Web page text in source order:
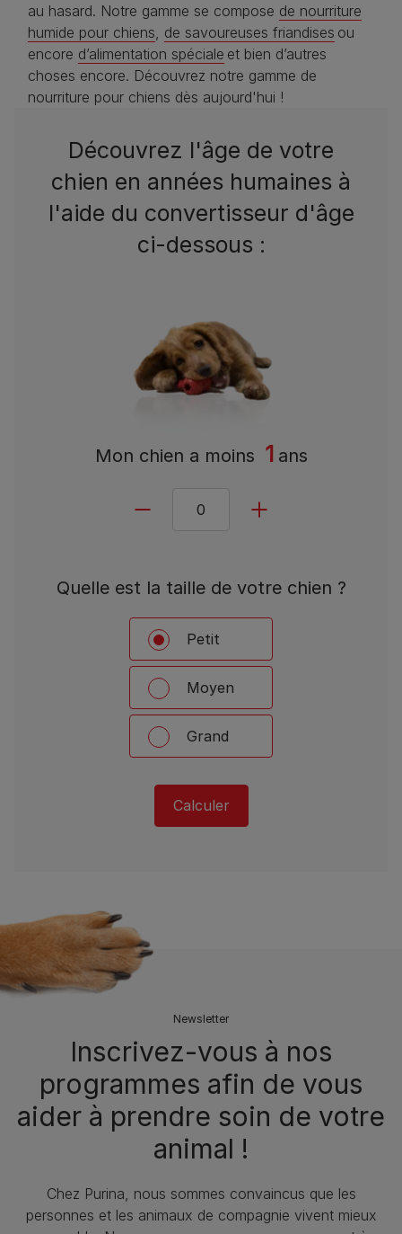
au hasard. Notre gamme se compose de nourriture
humide pour chiens, de savoureuses friandises ou
encore d’alimentation spéciale et bien d’autres
choses encore. Découvrez notre gamme de
nourriture pour chiens dès aujourd'hui !
Découvrez l'âge de votre
chien en années humaines à
l'aide du convertisseur d'âge
ci-dessous :
Mon chien a moins 1 ans
Quelle est la taille de votre chien ?
Petit
Moyen
Grand
Calculer
Newsletter
Inscrivez-vous à nos
programmes afin de vous
aider à prendre soin de votre
animal !
Chez Purina, nous sommes convaincus que les
personnes et les animaux de compagnie vivent mieux